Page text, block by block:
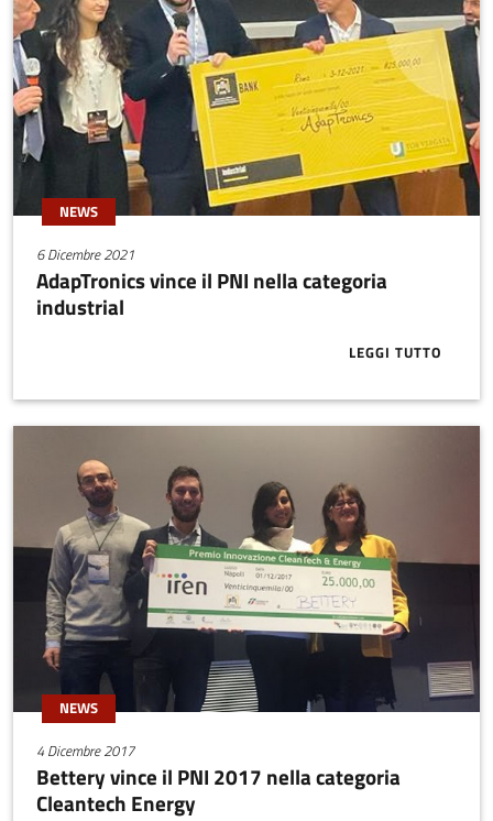
NEWS
6 Dicembre 2021
AdapTronics vince il PNI nella categoria
industrial
LEGGI TUTTO
ABOUT
NEWS
4 Dicembre 2017
Bettery vince il PNI 2017 nella categoria
Cleantech Energy